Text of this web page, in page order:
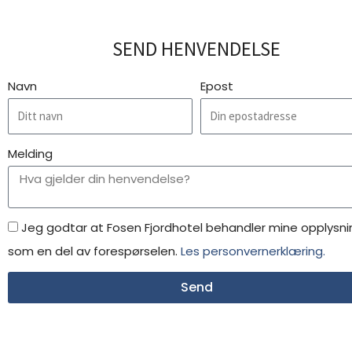
SEND HENVENDELSE
Navn Epost
Melding
Jeg godtar at Fosen Fjordhotel behandler mine
som en del av forespørselen. Les personvernerklæring.
Send